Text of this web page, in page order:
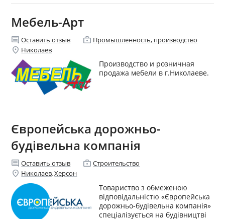
Мебель-Арт
comment Оставить отзыв enterprise Промышленность, производство
location_on Николаев
Производство и розничная
продажа мебели в г.Николаеве.
Європейська дорожньо-
будівельна компанія
comment Оставить отзыв enterprise Строительство
location_on Николаев,Херсон
Товариство з обмеженою
відповідальністю «Європейська
дорожньо-будівельна компанія»
спеціалізується на будівництві